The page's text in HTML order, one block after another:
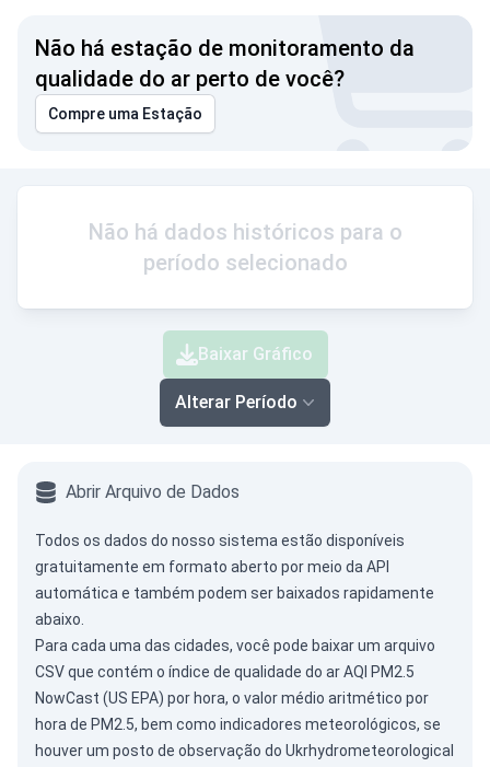
Não há estação de monitoramento da
qualidade do ar perto de você?
Compre uma Estação
Não há dados históricos para o
período selecionado
Baixar Gráfico
Alterar Período
Abrir Arquivo de Dados
Todos os dados do nosso sistema estão disponíveis
gratuitamente em formato aberto por meio da API
automática e também podem ser baixados rapidamente
abaixo.
Para cada uma das cidades, você pode baixar um arquivo
CSV que contém o índice de qualidade do ar AQI PM2.5
NowCast (US EPA) por hora, o valor médio aritmético por
hora de PM2.5, bem como indicadores meteorológicos, se
houver um posto de observação do Ukrhydrometeorological